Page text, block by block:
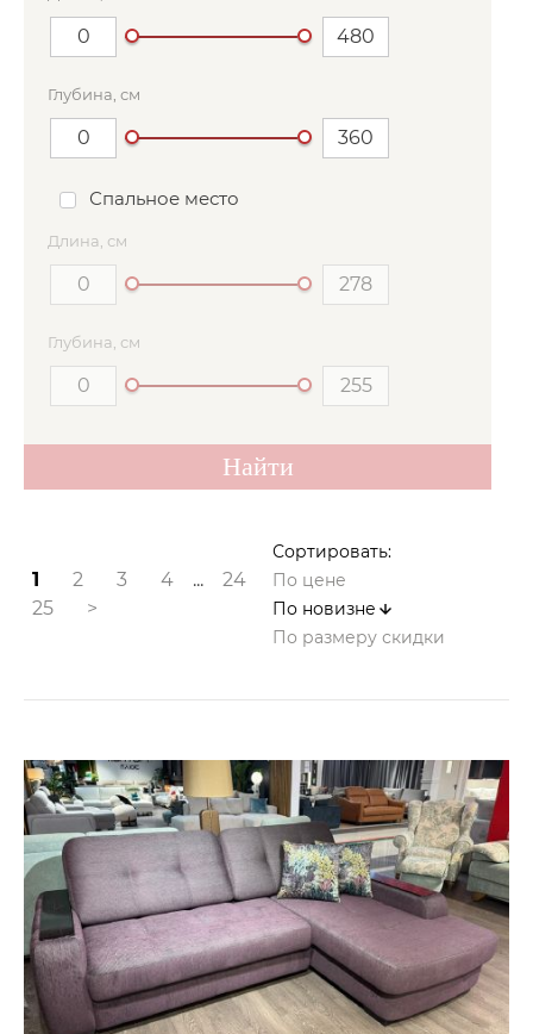
Глубина, см
Спальное место
Длина, см
Глубина, см
1 2 3 4 ...
24
25
>
Сортировать:
По цене
По новизне
По размеру скидки